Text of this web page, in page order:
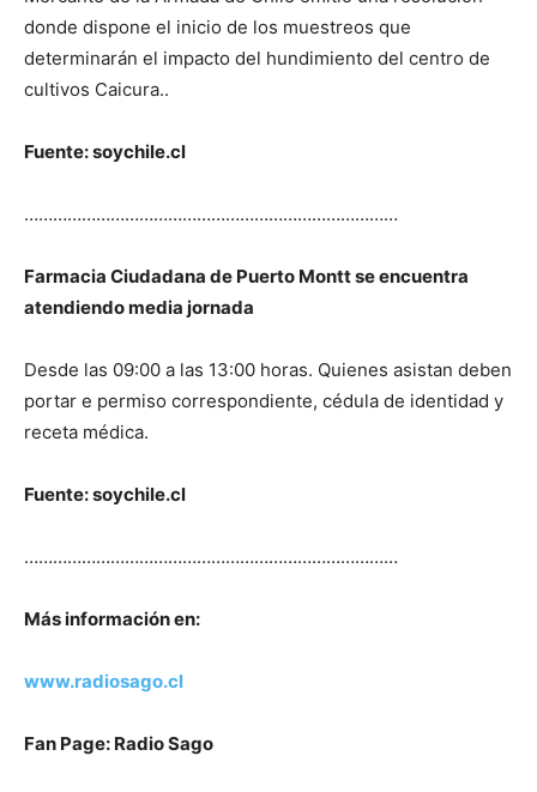
donde dispone el inicio de los muestreos que
determinarán el impacto del hundimiento del centro de
cultivos Caicura..
Fuente: soychile.cl
……………………………………………………………………
Farmacia Ciudadana de Puerto Montt se encuentra
atendiendo media jornada
Desde las 09:00 a las 13:00 horas. Quienes asistan deben
portar e permiso correspondiente, cédula de identidad y
receta médica.
Fuente: soychile.cl
……………………………………………………………………
Más información en:
www.radiosago.cl
Fan Page: Radio Sago